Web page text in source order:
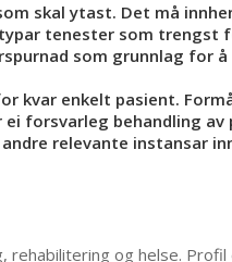
skal ytast. Det må
tenester som trengst
som grunnlag for
kvar enkelt pasient.
forsvarleg behandling av
relevante instansar
og helse.